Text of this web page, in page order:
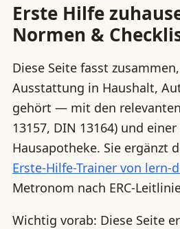
Erste Hilfe
Normen &
Diese Seite fasst
Ausstattung in Haushalt,
gehört — mit den
13157, DIN 13164) und
Hausapotheke. Sie ergänzt
Erste-Hilfe-Trainer von lern-
Metronom nach ERC-
Wichtig vorab: Diese Seite